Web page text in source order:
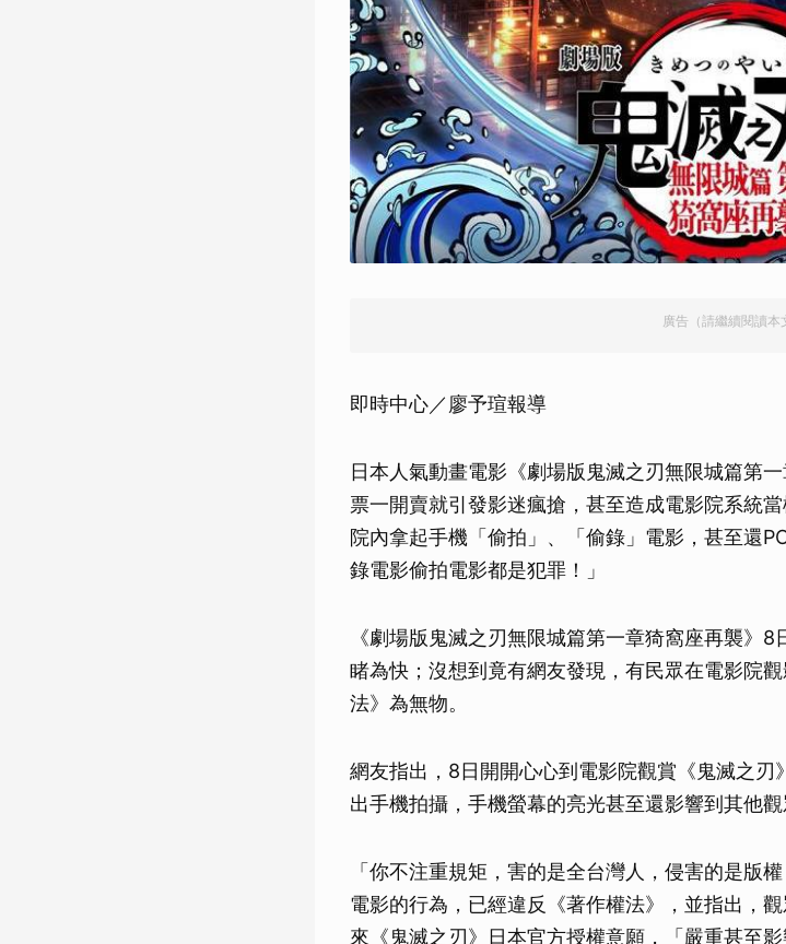
廣告（請繼續閱讀本
即時中心／廖予瑄報導
日本人氣動畫電影《劇場版鬼滅之刃無限城篇第
票一開賣就引發影迷瘋搶，甚至造成電影院系統
院內拿起手機「偷拍」、「偷錄」電影，甚至還
錄電影偷拍電影都是犯罪！」
《劇場版鬼滅之刃無限城篇第一章猗窩座再襲》
睹為快；沒想到竟有網友發現，有民眾在電影院
法》為無物。
網友指出，8日開開心心到電影院觀賞《鬼滅之
出手機拍攝，手機螢幕的亮光甚至還影響到其他觀
「你不注重規矩，害的是全台灣人，侵害的是版
電影的行為，已經違反《著作權法》，並指出，
來《鬼滅之刃》日本官方授權意願，「嚴重甚至影